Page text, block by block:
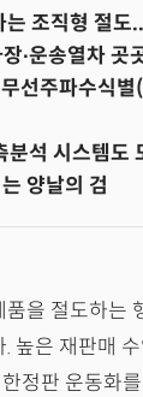
조직형 절도
∙운송열차 곳
선주파수식별
분석 시스템도
양날의 검
을 절도하는
높은 재판매
정판 운동화